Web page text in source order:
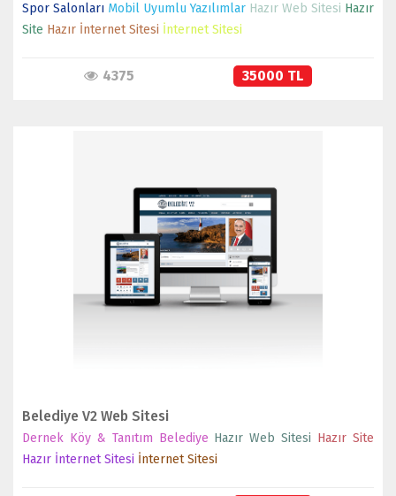
Spor Salonları Mobil Uyumlu Yazılımlar Hazır Web Sitesi Hazır
Site Hazır İnternet Sitesi İnternet Sitesi
4375 35000 TL
İNCELE
SATIN AL
Belediye V2 Web Sitesi
Dernek Köy & Tanıtım Belediye Hazır Web Sitesi Hazır Site
Hazır İnternet Sitesi İnternet Sitesi